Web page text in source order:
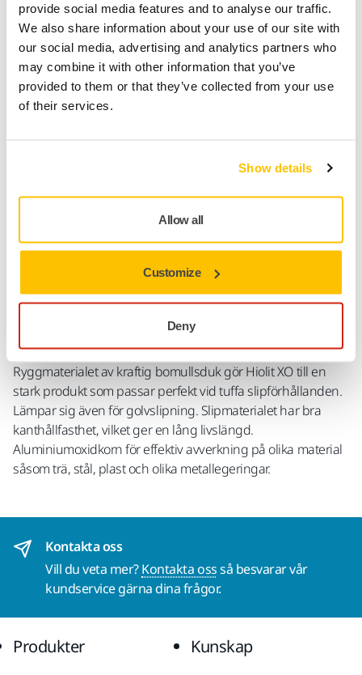
provide social media features and to analyse our traffic.
We also share information about your use of our site with
our social media, advertising and analytics partners who
may combine it with other information that you’ve
provided to them or that they’ve collected from your use
of their services.
Show details
Allow all
Customize
Deny
Leverans inom Finland (exklusive Åland)
Snabb leverans
Fri frakt över 49.90€ inkl.moms
Säker kortbetalning
Produktinformation
Teknisk specifikation
Nedladdningar
Ryggmaterialet av kraftig bomullsduk gör Hiolit XO till en
stark produkt som passar perfekt vid tuffa slipförhållanden.
Lämpar sig även för golvslipning. Slipmaterialet har bra
kanthållfasthet, vilket ger en lång livslängd.
Aluminiumoxidkorn för effektiv avverkning på olika material
såsom trä, stål, plast och olika metallegeringar.
Kontakta oss
Vill du veta mer?Kontakta ossså besvarar vår
kundservice gärna dina frågor.
Produkter Kunskap